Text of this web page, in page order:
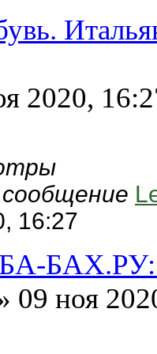
2020,
16:27
БАХ.РУ:
09 ноя